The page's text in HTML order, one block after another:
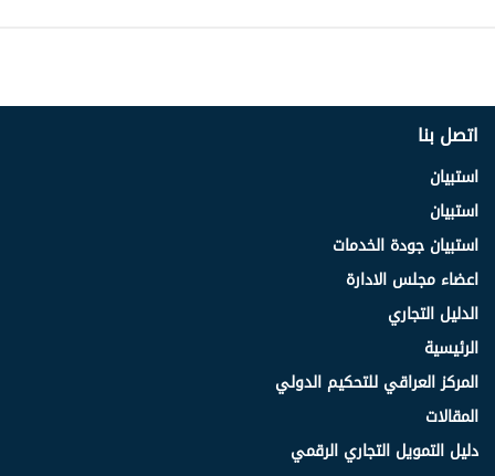
اتصل بنا
استبيان
استبيان
استبيان جودة الخدمات
اعضاء مجلس الادارة
الدليل التجاري
الرئيسية
المركز العراقي للتحكيم الدولي
المقالات
دليل التمويل التجاري الرقمي